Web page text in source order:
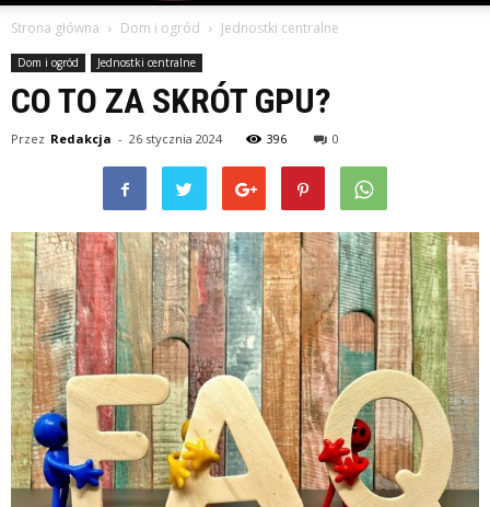
Strona główna Dom i ogród Jednostki centralne
Dom i ogród Jednostki centralne
CO TO ZA SKRÓT GPU?
Przez Redakcja - 26 stycznia 2024 396 0